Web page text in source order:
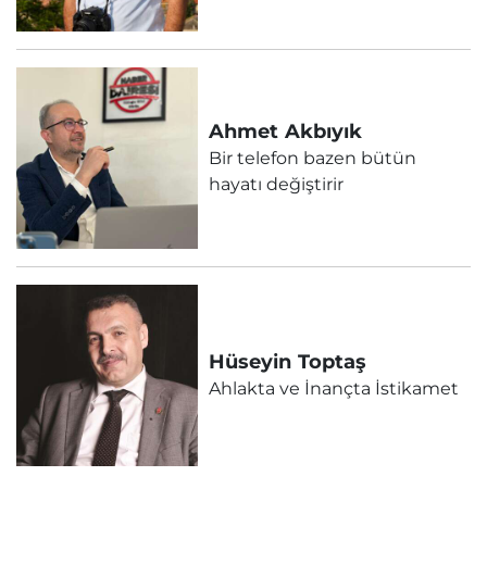
Ahmet Akbıyık
Bir telefon bazen bütün
hayatı değiştirir
Hüseyin Toptaş
Ahlakta ve İnançta İstikamet